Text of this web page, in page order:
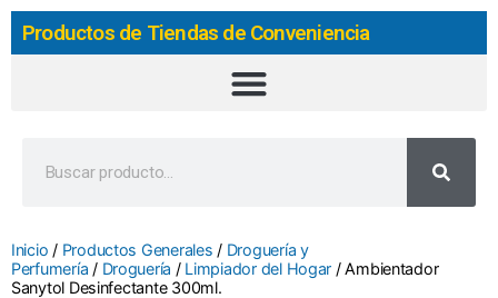
Productos de Tiendas de Conveniencia
Inicio / Productos Generales / Droguería y
Perfumería / Droguería / Limpiador del Hogar / Ambientador
Sanytol Desinfectante 300ml.